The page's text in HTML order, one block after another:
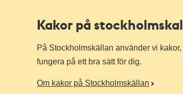
Kakor på
På Stockholmskällan använder vi
fungera på ett bra sätt för dig.
Om kakor på Stockholmskällan